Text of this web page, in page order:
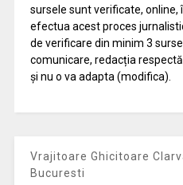
sursele sunt verificate, online,
efectua acest proces
de verificare din minim 3
comunicare, redacția
și nu o va adapta (modifica).
Vrajitoare Ghicitoare
Bucuresti